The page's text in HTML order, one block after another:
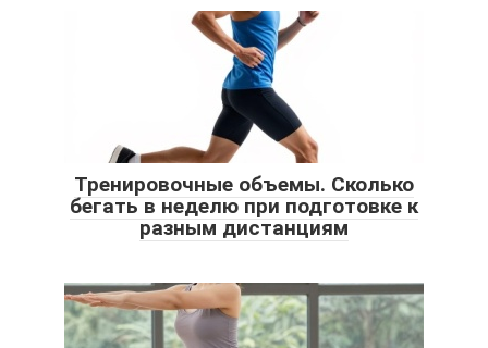
Тренировочные объемы. Сколько
бегать в неделю при подготовке к
разным дистанциям